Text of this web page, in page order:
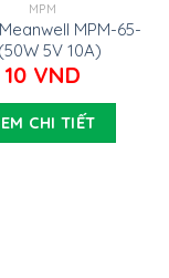
MPM
MPM-65-
5V 10A)
10 VND
CHI TIẾT